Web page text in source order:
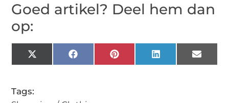
Goed artikel? Deel hem dan
op:
X
(Twitter)
FacebookPinterestLinkedIn Email
Tags: